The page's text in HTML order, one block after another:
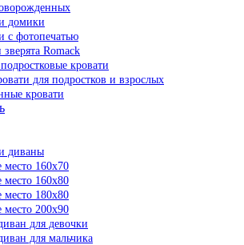
домики
с фотопечатью
Romack
кровати
для подростков и взрослых
кровати
диваны
место 160х70
место 160х80
место 180х80
место 200х90
для девочки
для мальчика